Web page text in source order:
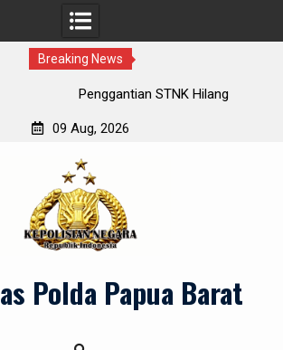
Breaking News
Penggantian STNK Hilang
09 Aug, 2026
Polda Papua Barat